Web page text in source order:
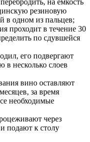
на емкость
резиновую
в одном из пальцев;
проходит в течение 30
по сдувшейся
его подвергают
несколько слоев
вино оставляют
за время
необходимые
через
подают к столу